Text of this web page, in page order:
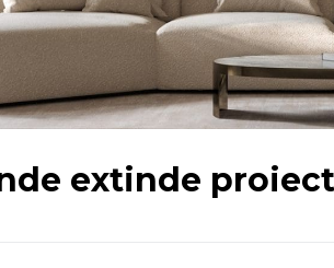
extinde